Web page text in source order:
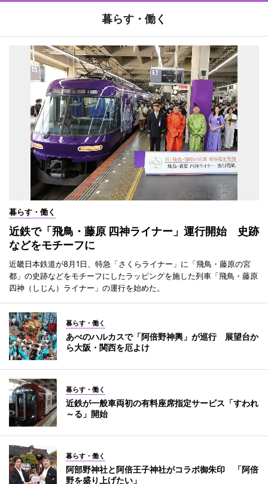
暮らす・働く
暮らす・働く
近鉄で「飛鳥・藤原 四神ライナー」運行開始 史跡
などをモチーフに
近畿日本鉄道が8月1日、特急「さくらライナー」に「飛鳥・藤原の宮
都」の史跡などをモチーフにしたラッピングを施した列車「飛鳥・藤原
四神（しじん）ライナー」の運行を始めた。
暮らす・働く
あべのハルカスで「阿倍野神輿」が巡行 展望台か
ら大阪・関西を厄よけ
暮らす・働く
近鉄が一般車両初の有料座席指定サービス「すわれ
～る」開始
暮らす・働く
阿部野神社と阿倍王子神社がコラボ御朱印 「阿倍
野を盛り上げたい」